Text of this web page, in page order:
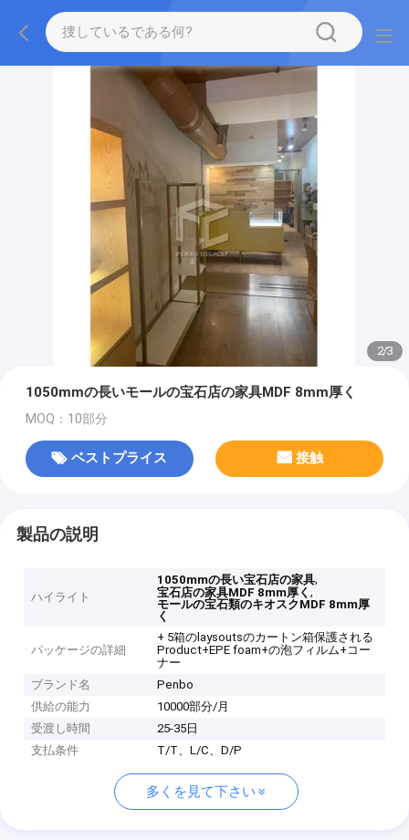
2/3
1050mmの長いモールの宝石店の家具MDF 8mm厚く
MOQ：10部分
ベストプライス 接触
製品の説明
ハイライト
1050mmの長い宝石店の家具,
宝石店の家具MDF 8mm厚く,
モールの宝石類のキオスクMDF 8mm厚
く
パッケージの詳細
+ 5箱のlaysoutsのカートン箱保護される
Product+EPE foam+の泡フィルム+コー
ナー
ブランド名
Penbo
供給の能力
10000部分/月
受渡し時間
25-35日
支払条件
T/T、L/C、D/P
多くを見て下さい